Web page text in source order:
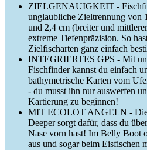
ZIELGENAUIGKEIT -
unglaubliche Zieltrennung von
und 2,4 cm (breiter und
extreme Tiefenpräzision. So
Zielfischarten ganz einfach
INTEGRIERTES GPS - Mit
Fischfinder kannst du einfach
bathymetrische Karten vom
- du musst ihn nur auswerfen
Kartierung zu beginnen!
MIT ECOLOT ANGELN - Die
Deeper sorgt dafür, dass du
Nase vorn hast! Im Belly Boot
aus und sogar beim Eisfischen